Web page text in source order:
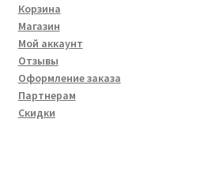
Корзина
Магазин
Мой аккаунт
Отзывы
Оформление заказа
Партнерам
Скидки